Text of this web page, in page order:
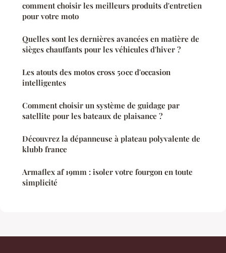
comment choisir les meilleurs produits d'entretien
pour votre moto
Quelles sont les dernières avancées en matière de
sièges chauffants pour les véhicules d'hiver ?
Les atouts des motos cross 50cc d'occasion
intelligentes
Comment choisir un système de guidage par
satellite pour les bateaux de plaisance ?
Découvrez la dépanneuse à plateau polyvalente de
klubb france
Armaflex af 19mm : isoler votre fourgon en toute
simplicité